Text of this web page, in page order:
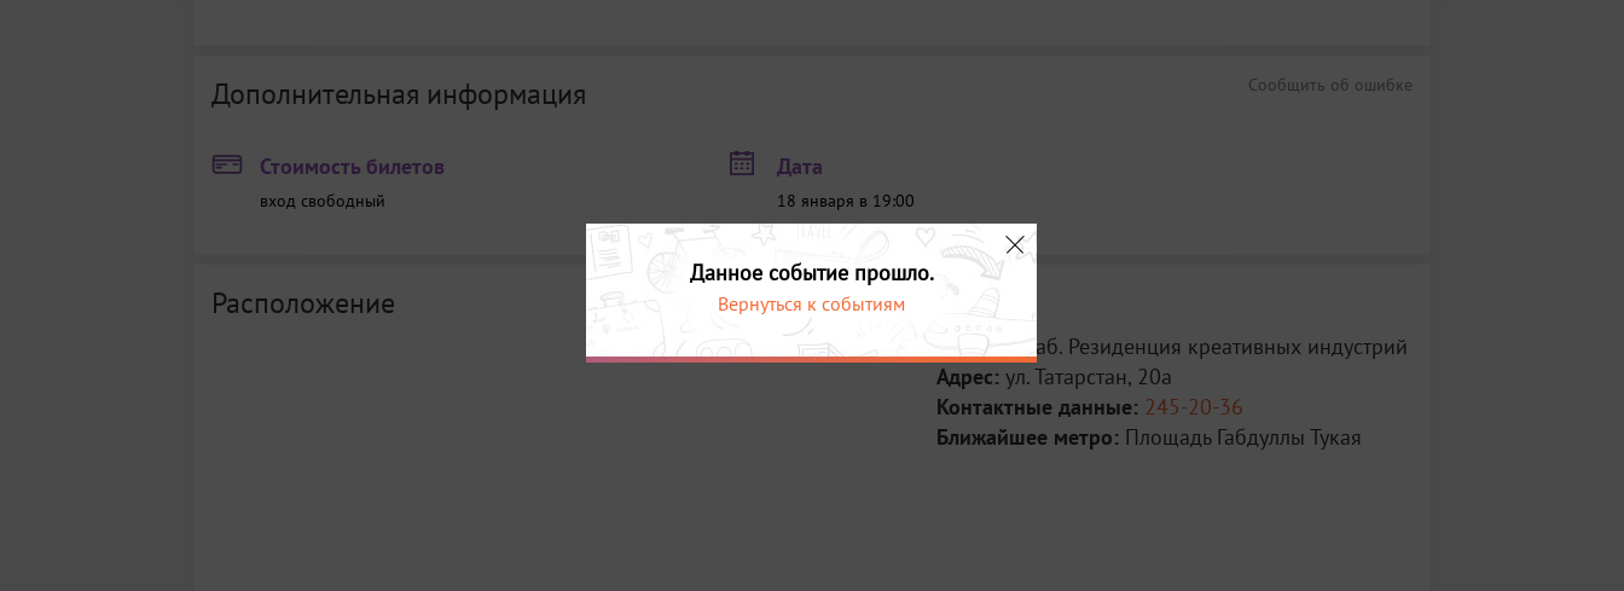
Сообщить об ошибке
Дополнительная информация
Стоимость билетов
вход свободный
Дата
18 января в 19:00
Расположение
Место:
Штаб. Резиденция креативных индустрий
Адрес: ул. Татарстан, 20а
Контактные данные: 245-20-36
Ближайшее метро: Площадь Габдуллы Тукая
Данное событие прошло.
Вернуться к событиям